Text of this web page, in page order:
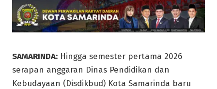
SAMARINDA: Hingga semester pertama 2026
serapan anggaran Dinas Pendidikan dan
Kebudayaan (Disdikbud) Kota Samarinda baru